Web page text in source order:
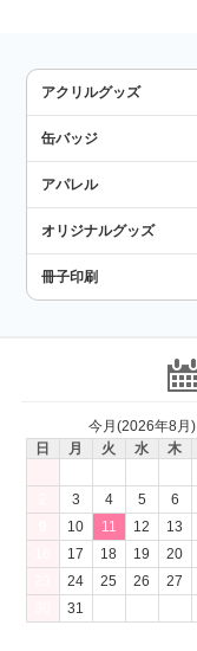
アクリルグッズ
缶バッジ
アパレル
オリジナルグッズ
冊子印刷
今月(2026年8月)
日
月 火 水 木
3 4 5 6
10 11 12 13
17 18 19 20
24 25 26 27
31